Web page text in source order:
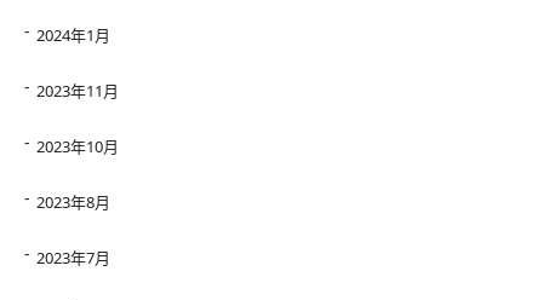
2024年1月
2023年11月
2023年10月
2023年8月
2023年7月